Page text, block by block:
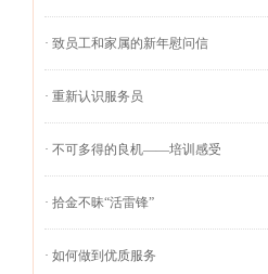
· 致员工和家属的新年慰问信
· 重新认识服务员
· 不可多得的良机——培训感受
· 拾金不昧“活雷锋”
· 如何做到优质服务